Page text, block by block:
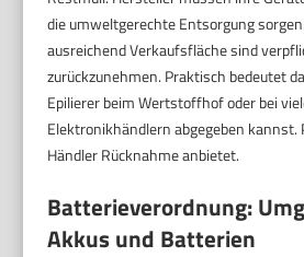
die umweltgerechte Entsorgung
ausreichend Verkaufsfläche sind
zurückzunehmen. Praktisch bedeutet
Epilierer beim Wertstoffhof oder bei
Elektronikhändlern abgegeben kannst.
Händler Rücknahme anbietet.
Batterieverordnung:
Akkus und Batterien